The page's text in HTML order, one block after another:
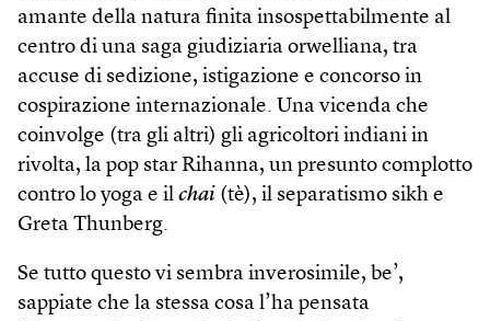
amante della natura finita insospettabilmente al
centro di una saga giudiziaria orwelliana, tra
accuse di sedizione, istigazione e concorso in
cospirazione internazionale. Una vicenda che
coinvolge (tra gli altri) gli agricoltori indiani in
rivolta, la pop star Rihanna, un presunto complotto
contro lo yoga e il chai (tè), il separatismo sikh e
Greta Thunberg.
Se tutto questo vi sembra inverosimile, be’,
sappiate che la stessa cosa l’ha pensata